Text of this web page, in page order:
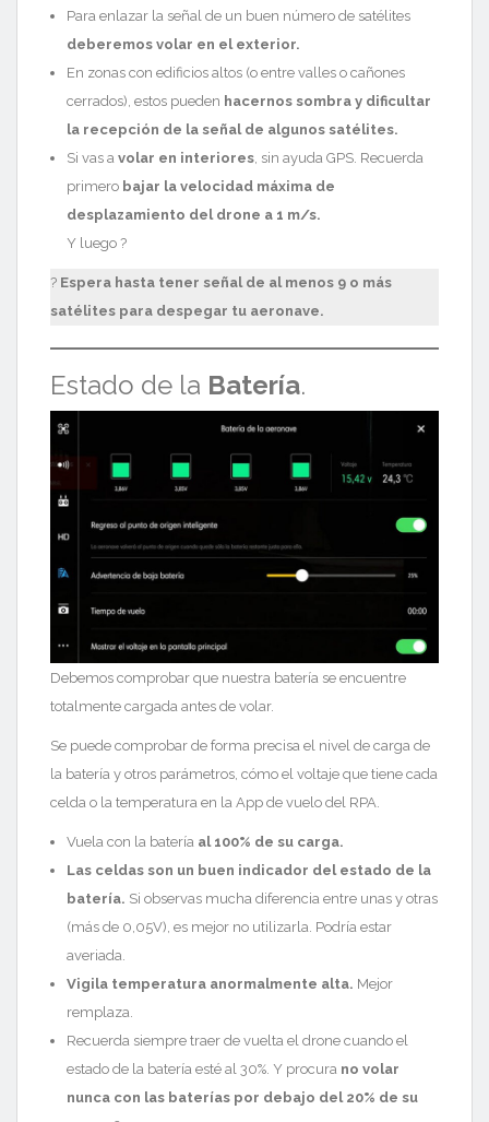
Para enlazar la señal de un buen número de satélites
deberemos volar en el exterior.
En zonas con edificios altos (o entre valles o cañones
cerrados), estos pueden hacernos sombra y dificultar
la recepción de la señal de algunos satélites.
Si vas a volar en interiores , sin ayuda GPS. Recuerda
primero bajar la velocidad máxima de
desplazamiento del drone a 1 m/s.
Y luego ?
? Espera hasta tener señal de al menos 9 o más
satélites para despegar tu aeronave.
Estado de la Batería.
Debemos comprobar que nuestra batería se encuentre
totalmente cargada antes de volar.
Se puede comprobar de forma precisa el nivel de carga de
la batería y otros parámetros, cómo el voltaje que tiene cada
celda o la temperatura en la App de vuelo del RPA.
Vuela con la batería al 100% de su carga.
Las celdas son un buen indicador del estado de la
batería. Si observas mucha diferencia entre unas y otras
(más de 0,05V), es mejor no utilizarla. Podría estar
averiada.
Vigila temperatura anormalmente alta. Mejor
remplaza.
Recuerda siempre traer de vuelta el drone cuando el
estado de la batería esté al 30%. Y procura no volar
nunca con las baterías por debajo del 20% de su